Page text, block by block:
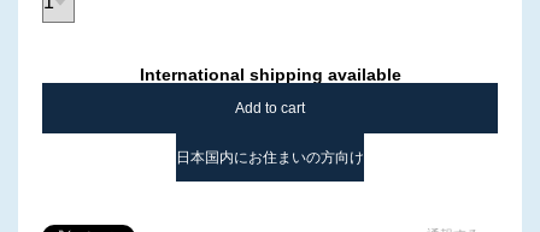
International shipping available
Add to cart
日本国内にお住まいの方向け